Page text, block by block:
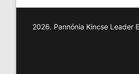
2026. Pannónia Kincse Leader